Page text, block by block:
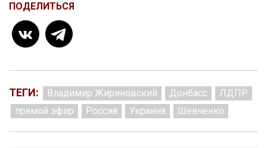
ПОДЕЛИТЬСЯ
ТЕГИ: Владимир Жириновский Донбасс
ЛДПР
прямой эфир
Россия Украина Шевченко